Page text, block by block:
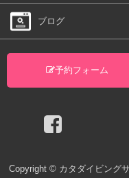
ブログ
予約フォーム
Copyright © カタダイビング